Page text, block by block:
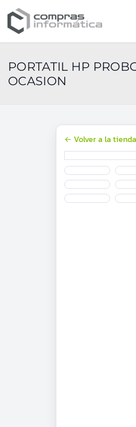
PORTATIL HP
OCASION
← Volver a la tienda